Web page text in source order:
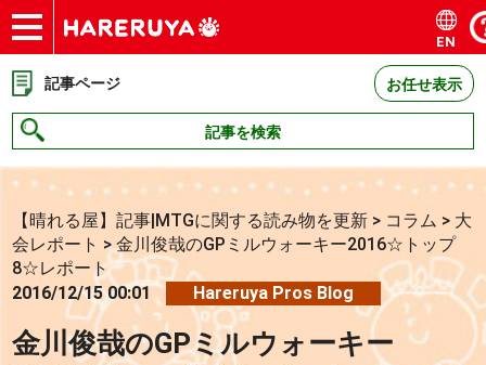
ショップ
買取
記事
デッキ検索
デッキ構築
選手一覧
店舗一覧
イベント
お問い合わせ
EN
記事ページ お任せ表示
記事を検索
【晴れる屋】記事|MTGに関する読み物を更新 > コラム > 大
会レポート >金川俊哉のGPミルウォーキー2016☆トップ
8☆レポート
2016/12/15 00:01
Hareruya Pros Blog
金川俊哉のGPミルウォーキー